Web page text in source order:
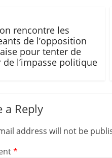
rencontre les
de l’opposition
pour tenter de
de l’impasse politique
a Reply
address will not be
*